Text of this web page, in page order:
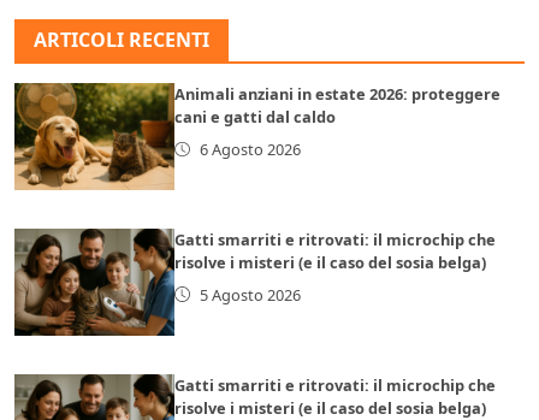
ARTICOLI RECENTI
Animali anziani in estate 2026: proteggere
cani e gatti dal caldo
6 Agosto 2026
Gatti smarriti e ritrovati: il microchip che
risolve i misteri (e il caso del sosia belga)
5 Agosto 2026
Gatti smarriti e ritrovati: il microchip che
risolve i misteri (e il caso del sosia belga)